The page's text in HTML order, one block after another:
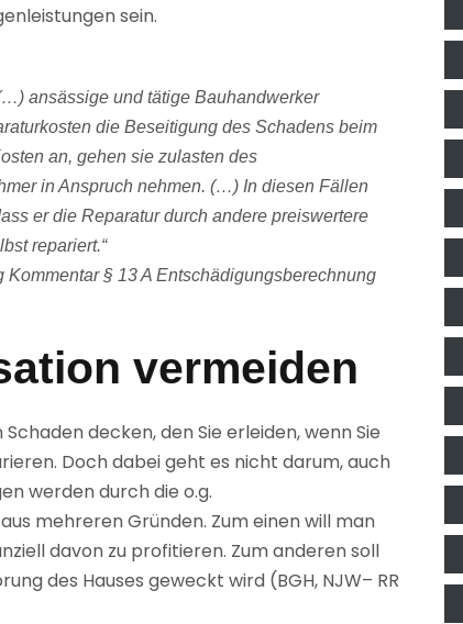
sein.
ansässige und tätige Bauhandwerker
die Beseitigung des Schadens beim
an, gehen sie zulasten des
in Anspruch nehmen. (…) In diesen Fällen
er die Reparatur durch andere preiswertere
repariert.“
§ 13 A Entschädigungsberechnung
vermeiden
decken, den Sie erleiden, wenn Sie
Doch dabei geht es nicht darum, auch
werden durch die o.g.
mehreren Gründen. Zum einen will man
davon zu profitieren. Zum anderen soll
des Hauses geweckt wird (BGH, NJW– RR